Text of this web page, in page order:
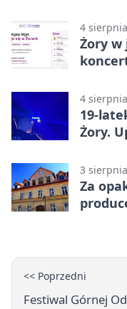
4
Żory
4
19-
Żory.
3
Za
<< Poprzedni
Festiwal Górnej